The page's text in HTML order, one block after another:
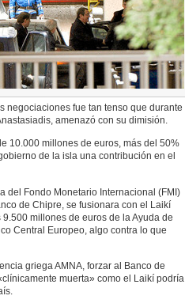
negociaciones fue tan tenso que durante
amenazó con su dimisión.
10.000 millones de euros, más del 50%
de la isla una contribución en el
del Fondo Monetario Internacional (FMI)
de Chipre, se fusionara con el Laikí
millones de euros de la Ayuda de
Central Europeo, algo contra lo que
griega AMNA, forzar al Banco de
muerta» como el Laikí podría